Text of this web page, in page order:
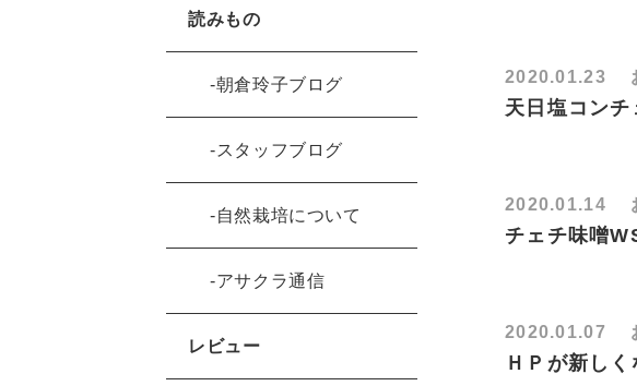
2020.01.23
天日塩コン
2020.01.14
チェチ味噌
2020.01.07
ＨＰが新し
読みもの
朝倉玲子ブログ
スタッフブログ
自然栽培について
アサクラ通信
レビュー